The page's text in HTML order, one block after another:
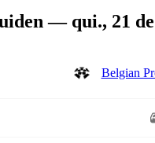
— qui., 21
Belgian